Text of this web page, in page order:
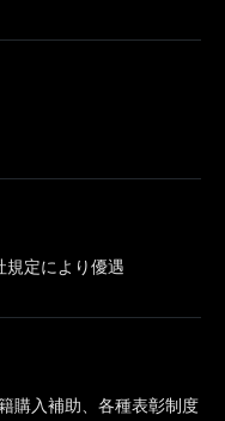
規定により優遇
購入補助、各種表彰制度